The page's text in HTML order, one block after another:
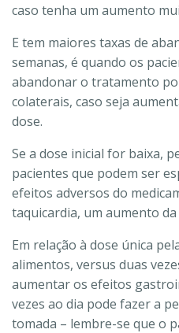
caso tenha um aumento
E tem maiores taxas de
semanas, é quando os
abandonar o tratamento
colaterais, caso seja
dose.
Se a dose inicial for baixa,
pacientes que podem ser
efeitos adversos do
taquicardia, um aumento
Em relação à dose única
alimentos, versus duas
aumentar os efeitos
vezes ao dia pode fazer a
tomada – lembre-se que o